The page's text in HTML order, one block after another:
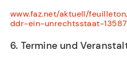
www.faz.net/aktuell/
ddr-ein-unrechtsstaat-
6. Termine und